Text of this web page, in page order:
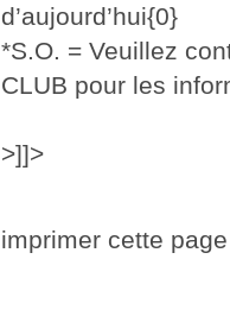
d’aujourd’hui{0}
*S.O. = Veuillez
CLUB pour les
>]]>
imprimer cette